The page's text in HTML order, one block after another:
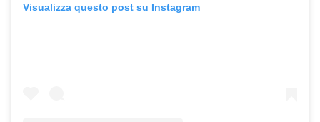
Visualizza questo post su Instagram